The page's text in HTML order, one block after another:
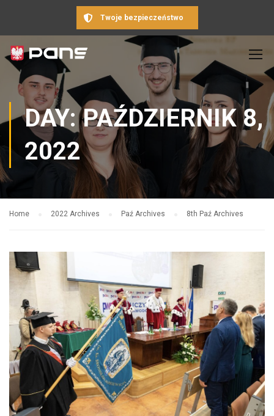
Twoje bezpieczeństwo
DAY: PAŹDZIERNIK 8,
2022
Home 2022 Archives Paź Archives 8th Paź Archives